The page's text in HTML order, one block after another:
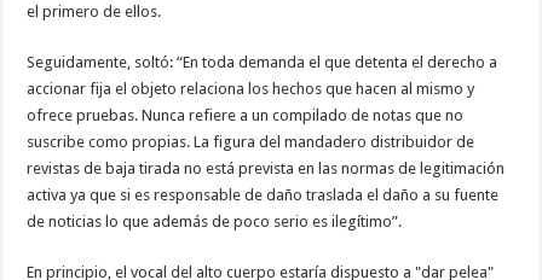
el primero de ellos.
Seguidamente, soltó: “En toda demanda el que detenta el derecho a
accionar fija el objeto relaciona los hechos que hacen al mismo y
ofrece pruebas. Nunca refiere a un compilado de notas que no
suscribe como propias. La figura del mandadero distribuidor de
revistas de baja tirada no está prevista en las normas de legitimación
activa ya que si es responsable de daño traslada el daño a su fuente
de noticias lo que además de poco serio es ilegítimo”.
En principio, el vocal del alto cuerpo estaría dispuesto a "dar pelea"